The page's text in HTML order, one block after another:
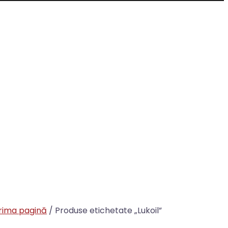
pagină / Produse etichetate „Lukoil”